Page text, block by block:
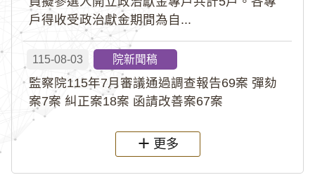
戶得收受政治獻金期間為自...
115-08-03 院新聞稿
監察院115年7月審議通過調查報告69案 彈劾
案7案 糾正案18案 函請改善案67案
更多